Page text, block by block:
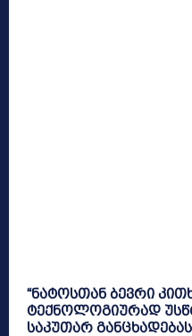
“ნატოსთან ბევრი
ტექნოლოგიურად
საკუთარ